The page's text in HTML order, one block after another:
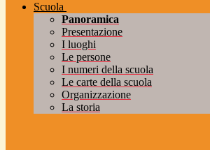
Scuola
Panoramica
Presentazione
I luoghi
Le persone
I numeri della scuola
Le carte della scuola
Organizzazione
La storia